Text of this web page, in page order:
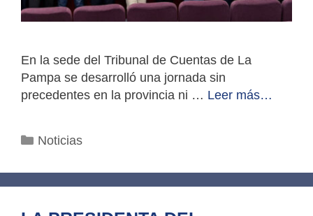
En la sede del Tribunal de Cuentas de La
Pampa se desarrolló una jornada sin
precedentes en la provincia ni … Leer más…
Categorías
Noticias